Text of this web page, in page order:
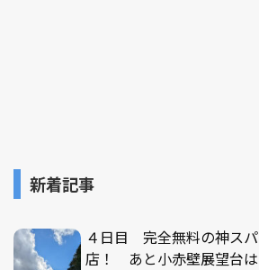
新着記事
４日目 完全無料の神ス
店！ あと小赤壁展望台は